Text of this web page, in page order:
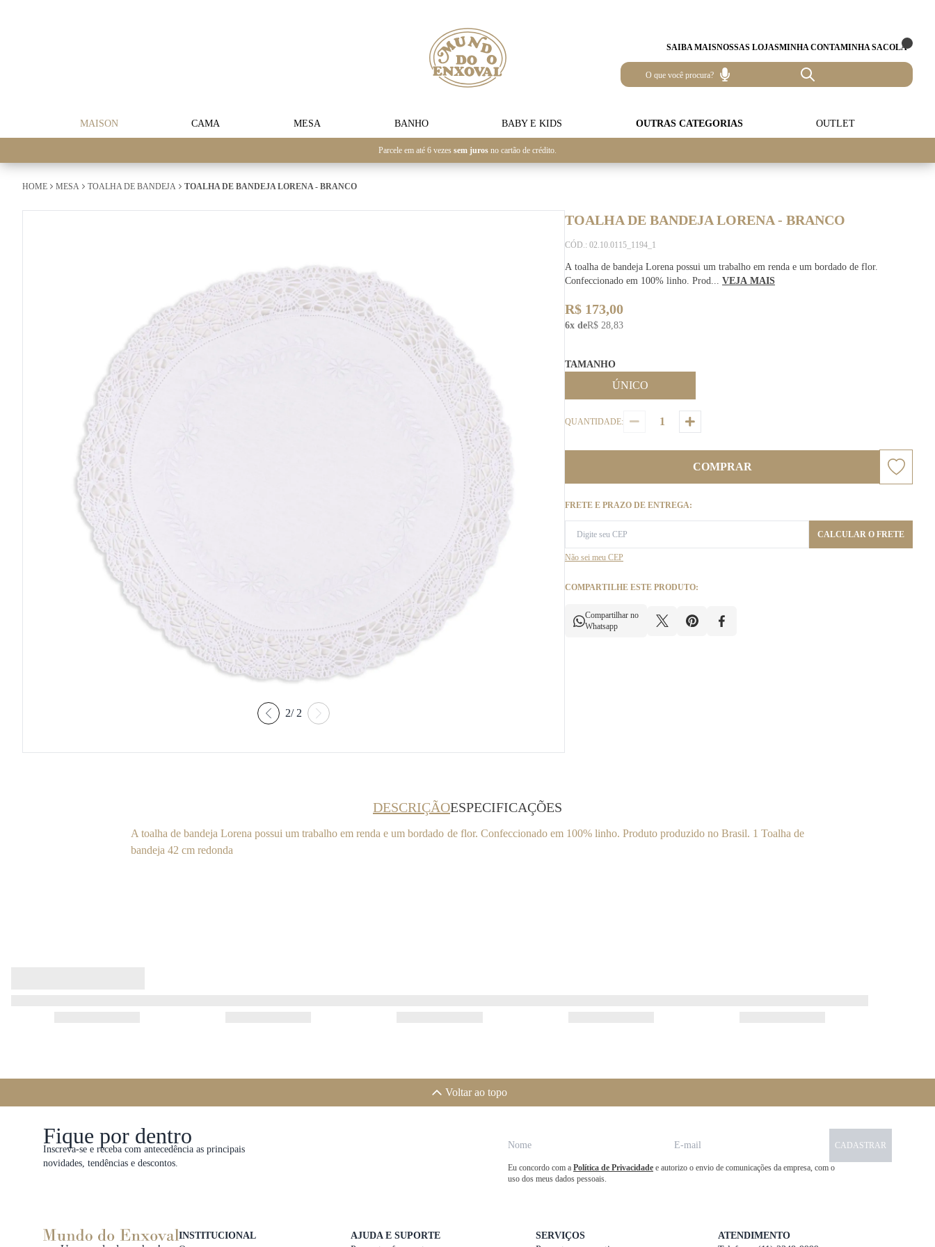
SAIBA MAISNOSSAS LOJASMINHA CONTAMINHA SACOLA
MAISON CAMA MESA BANHO BABY E KIDS OUTRAS CATEGORIAS OUTLET
Parcele em até 6 vezes sem juros no cartão de crédito.
HOME MESA TOALHA DE BANDEJA TOALHA DE BANDEJA LORENA - BRANCO
2/ 2
TOALHA DE BANDEJA LORENA - BRANCO
CÓD.: 02.10.0115_1194_1
A toalha de bandeja Lorena possui um trabalho em renda e um bordado de flor.
Confeccionado em 100% linho. Prod... VEJA MAIS
R$ 173,00
6x deR$ 28,83
TAMANHO
ÚNICO
QUANTIDADE:
COMPRAR
FRETE E PRAZO DE ENTREGA:
CALCULAR O FRETE
Não sei meu CEP
COMPARTILHE ESTE PRODUTO:
Compartilhar no
Whatsapp
DESCRIÇÃOESPECIFICAÇÕES
A toalha de bandeja Lorena possui um trabalho em renda e um bordado de flor. Confeccionado em 100% linho. Produto produzido no Brasil. 1 Toalha de
bandeja 42 cm redonda
Voltar ao topo
Fique por dentro
Inscreva-se e receba com antecedência as principais
novidades, tendências e descontos.
CADASTRAR
Eu concordo com a Política de Privacidade e autorizo o envio de comunicações da empresa, com o
uso dos meus dados pessoais.
INSTITUCIONAL
AJUDA E SUPORTE
SERVIÇOS
ATENDIMENTO